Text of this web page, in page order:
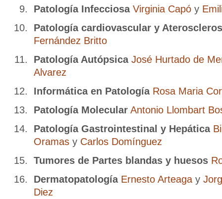
Patología Infecciosa Virginia Capó y
Patología cardiovascular y
Fernández Britto
Patología Autópsica José Hurtado de
Alvarez
Informática en Patología Rosa Maria
Patología Molecular Antonio Llombart
Patología Gastrointestinal y Hepática
Oramas y Carlos Domínguez
Tumores de Partes blandas y huesos
Dermatopatología Ernesto Arteaga y
Diez